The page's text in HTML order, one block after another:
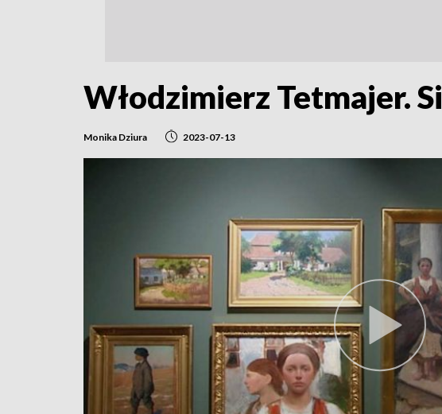
Włodzimierz Tetmajer.
Monika Dziura 2023-07-13